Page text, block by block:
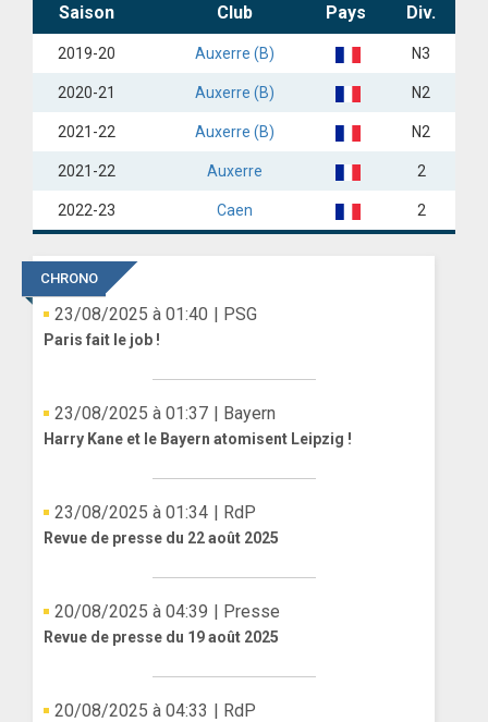
Saison Club Pays Div.
2019-20 Auxerre (B) N3
2020-21 Auxerre (B) N2
2021-22 Auxerre (B) N2
2021-22 Auxerre 2
2022-23 Caen 2
CHRONO
23/08/2025 à 01:40 | PSG
Paris fait le job !
23/08/2025 à 01:37 | Bayern
Harry Kane et le Bayern atomisent Leipzig !
23/08/2025 à 01:34 | RdP
Revue de presse du 22 août 2025
20/08/2025 à 04:39 | Presse
Revue de presse du 19 août 2025
20/08/2025 à 04:33 | RdP